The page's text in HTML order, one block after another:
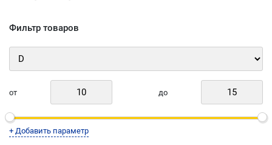
Бренд WOODWORK / ВУДВОРК (Россия)
Фильтр товаров
от до
+ Добавить параметр